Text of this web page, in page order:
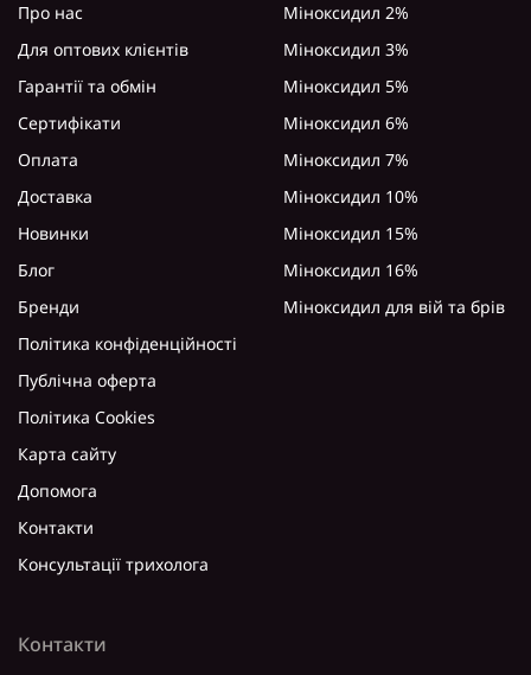
Про нас
Для оптових клієнтів
Гарантії та обмін
Сертифікати
Оплата
Доставка
Новинки
Блог
Бренди
Політика конфіденційності
Публічна оферта
Політика Cookies
Карта сайту
Допомога
Контакти
Консультації трихолога
Міноксидил 2%
Міноксидил 3%
Міноксидил 5%
Міноксидил 6%
Міноксидил 7%
Міноксидил 10%
Міноксидил 15%
Міноксидил 16%
Міноксидил для вій та брів
Контакти